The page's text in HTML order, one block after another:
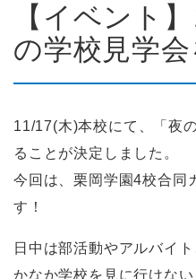
【イベント
の学校見学
11/17(木)本校にて、「夜
ることが決定しました。
今回は、栗岡学園4校合同
す！
日中は部活動やアルバイ
かなか学校を見に行けな